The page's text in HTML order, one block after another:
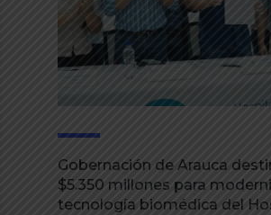
Gobernación de Arauca
$5.350 millones para
tecnología biomédica del